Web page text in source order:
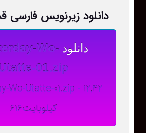
دانلود زیرنویس
دانلود Wo-
01.zip
Wo-Utatte-01.zip - 12,42
کیلوبایت616